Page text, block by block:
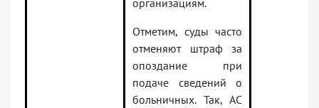
организациям.
Отметим, суды часто
отменяют штраф за
опоздание при
подаче сведений о
больничных. Так, АС